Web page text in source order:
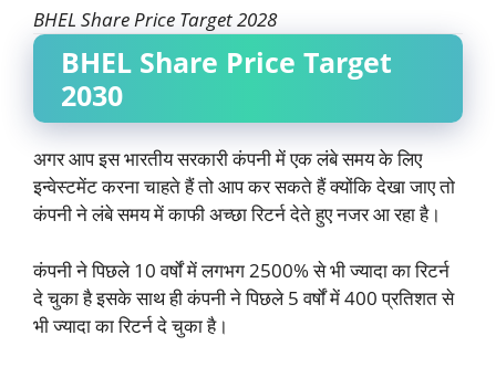
BHEL Share Price Target 2028
BHEL Share Price Target
2030
अगर आप इस भारतीय सरकारी कंपनी में एक लंबे समय के लिए
इन्वेस्टमेंट करना चाहते हैं तो आप कर सकते हैं क्योंकि देखा जाए तो
कंपनी ने लंबे समय में काफी अच्छा रिटर्न देते हुए नजर आ रहा है।
कंपनी ने पिछले 10 वर्षों में लगभग 2500% से भी ज्यादा का रिटर्न
दे चुका है इसके साथ ही कंपनी ने पिछले 5 वर्षों में 400 प्रतिशत से
भी ज्यादा का रिटर्न दे चुका है।